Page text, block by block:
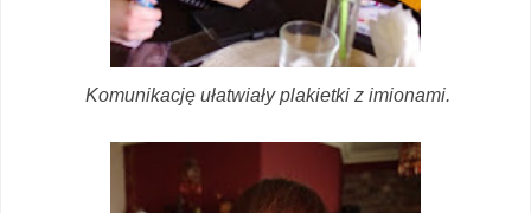
Komunikację ułatwiały plakietki z imionami.